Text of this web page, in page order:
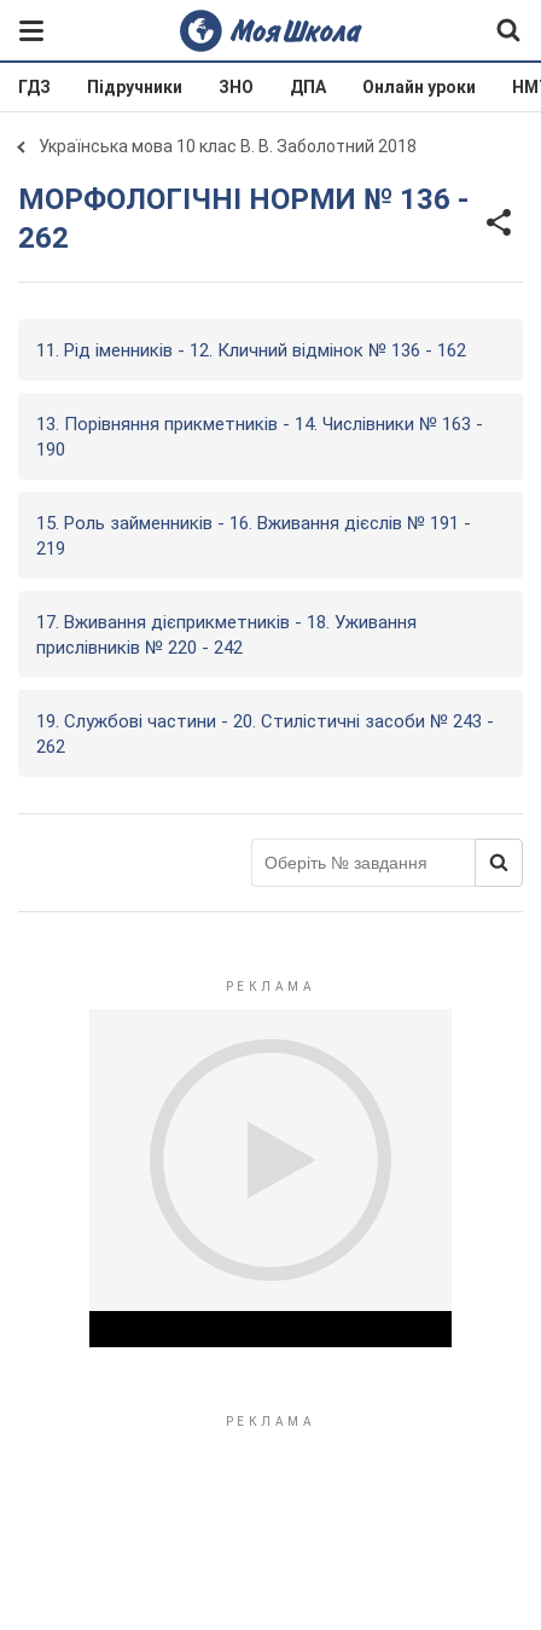
ГДЗ Підручники ЗНО ДПА Онлайн уроки
Українська мова 10 клас В. В. Заболотний 2018
МОРФОЛОГІЧНІ НОРМИ № 136 -
262
11. Рід іменників - 12. Кличний відмінок № 136 - 162
13. Порівняння прикметників - 14. Числівники № 163 -
190
15. Роль займенників - 16. Вживання дієслів № 191 -
219
17. Вживання дієприкметників - 18. Уживання
прислівників № 220 - 242
19. Службові частини - 20. Стилістичні засоби № 243 -
262